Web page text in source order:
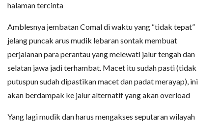
halaman tercinta
Amblesnya jembatan Comal di waktu yang “tidak tepat”
jelang puncak arus mudik lebaran sontak membuat
perjalanan para perantau yang melewati jalur tengah dan
selatan jawa jadi terhambat. Macet itu sudah pasti (tidak
putuspun sudah dipastikan macet dan padat merayap), ini
akan berdampak ke jalur alternatif yang akan overload
Yang lagi mudik dan harus mengakses seputaran wilayah